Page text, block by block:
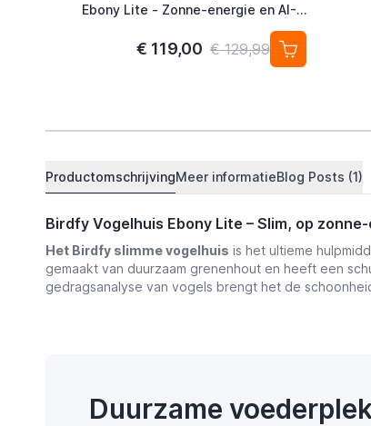
Ebony Lite - Zonne-energie en AI-
€ 119,00 € 129,99
ProductomschrijvingMeer informatieBlog Posts (1)
Birdfy Vogelhuis Ebony Lite – Slim, op
Het Birdfy slimme vogelhuis is het ultieme
gemaakt van duurzaam grenenhout en heeft een
gedragsanalyse van vogels brengt het de
Duurzame